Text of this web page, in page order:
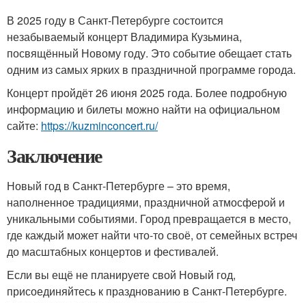
В 2025 году в Санкт-Петербурге состоится
незабываемый концерт Владимира Кузьмина,
посвящённый Новому году. Это событие обещает стать
одним из самых ярких в праздничной программе города.
Концерт пройдёт 26 июня 2025 года. Более подробную
информацию и билеты можно найти на официальном
сайте: https://kuzminconcert.ru/
Заключение
Новый год в Санкт-Петербурге – это время,
наполненное традициями, праздничной атмосферой и
уникальными событиями. Город превращается в место,
где каждый может найти что-то своё, от семейных встреч
до масштабных концертов и фестивалей.
Если вы ещё не планируете свой Новый год,
присоединяйтесь к празднованию в Санкт-Петербурге.